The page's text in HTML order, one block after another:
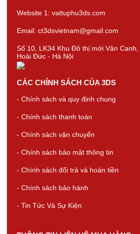
Website 1: vattuphu3ds.com
Email: ct3dsvietnam@gmail.com
Số 10, LK34 Khu Đô thị mới Vân Canh,
Hoài Đức - Hà Nội
CÁC CHÍNH SÁCH CỦA 3DS
- Chính sách và quy định chung
- Chính sách thanh toán
- Chính sách vận chuyển
- Chính sách bảo mật thông tin
- Chính sách đổi trả và hoàn tiền
- Chính sách bảo hành
- Tin Tức Và Sự Kiện